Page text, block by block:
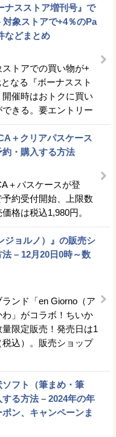
ナスストア増刊号』で
象ストアで+4％のPa
などまとめ
トアでの買い物が+
なる『ボーナススト
催時はおトクに買い
きる。要エントリー
＋クリアパスケース
・購入する方法
＋パスケースが登
約受付開始、上限数
格は税込1,980円。
ジョルノ）』の販売シ
– 12月20日0時～数
ンド「en Giorno（ア
」がコラボ！ちいか
限定販売！発売日は1
込）。販売ショップ
ソフト（筆まめ・筆
る方法 – 2024年の年
ン、キャンペーンま